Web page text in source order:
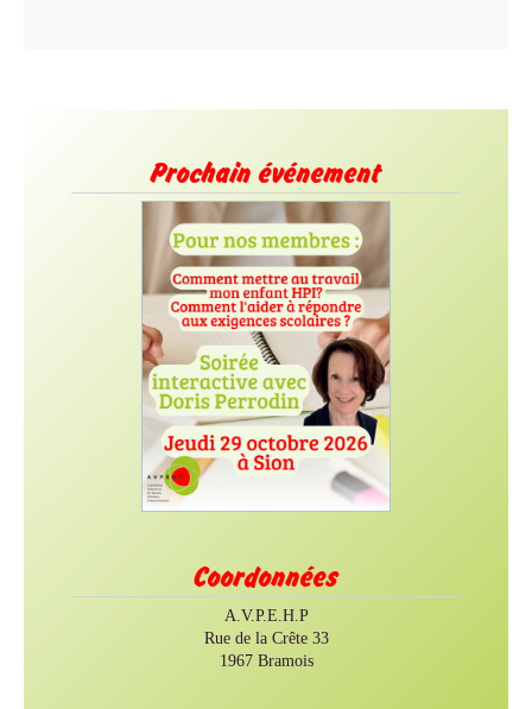
Prochain événement
Coordonnées
A.V.P.E.H.P
Rue de la Crête 33
1967 Bramois